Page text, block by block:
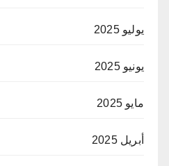
يوليو 2025
يونيو 2025
مايو 2025
أبريل 2025